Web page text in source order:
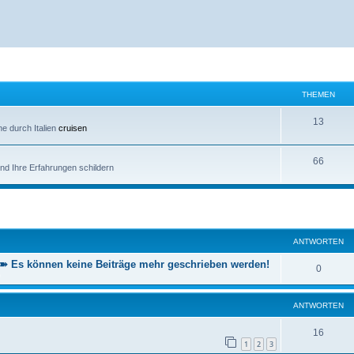
THEMEN
durch Italien cruisen
13
m
Ihre Erfahrungen schildern
66
e
ANTWORTEN
Es können keine Beiträge mehr geschrieben werden! 0A
n
t
w
ANTWORTEN
1 2 3
16